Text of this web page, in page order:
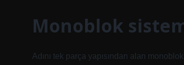
Monoblok
Adını tek parça yapısından alan